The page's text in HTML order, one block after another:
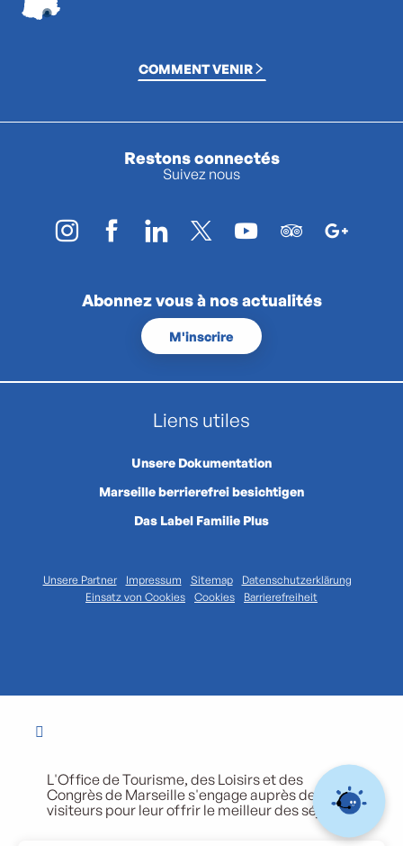
COMMENT VENIR
Restons connectés
Suivez nous
Abonnez vous à nos actualités
M'inscrire
Liens utiles
Unsere Dokumentation
Marseille berrierefrei besichtigen
Das Label Familie Plus
Unsere Partner Impressum Sitemap
Datenschutzerklärung
Einsatz von Cookies
Cookies Barrierefreiheit
L'Office de Tourisme, des Loisirs et des
Congrès de Marseille s'engage auprès de ses
visiteurs pour leur offrir le meilleur des séjours.